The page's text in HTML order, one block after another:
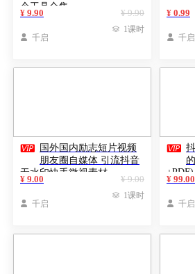
个工具合集
¥ 9.90
¥ 9.90
 千启
 1课时
¥ 0.99
 千启
 国外国内励志短片视频
朋友圈自媒体 引流抖音
无水印快手微视素材
¥ 9.00
¥ 9.00
 千启
 1课时

+PDF)
¥ 99.00
 千启